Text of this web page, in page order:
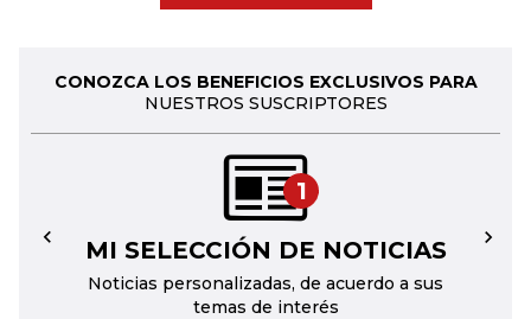
CONOZCA LOS BENEFICIOS EXCLUSIVOS PARA
NUESTROS SUSCRIPTORES
1
MI SELECCIÓN DE NOTICIAS
Noticias personalizadas, de acuerdo a sus
temas de interés
← →